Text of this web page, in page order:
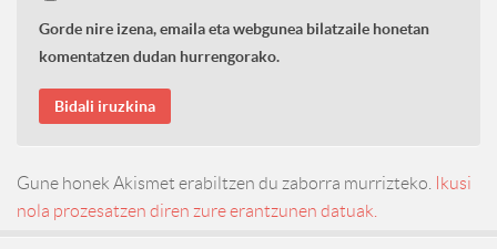
Gorde nire izena, emaila eta webgunea bilatzaile honetan
komentatzen dudan hurrengorako.
Gune honek Akismet erabiltzen du zaborra murrizteko.
Ikusi
nola prozesatzen diren zure erantzunen datuak.